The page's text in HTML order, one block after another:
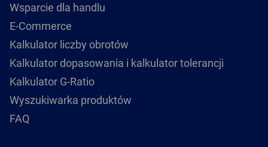
Wsparcie dla handlu
E-Commerce
Kalkulator liczby obrotów
Kalkulator dopasowania i kalkulator tolerancji
Kalkulator G-Ratio
Wyszukiwarka produktów
FAQ